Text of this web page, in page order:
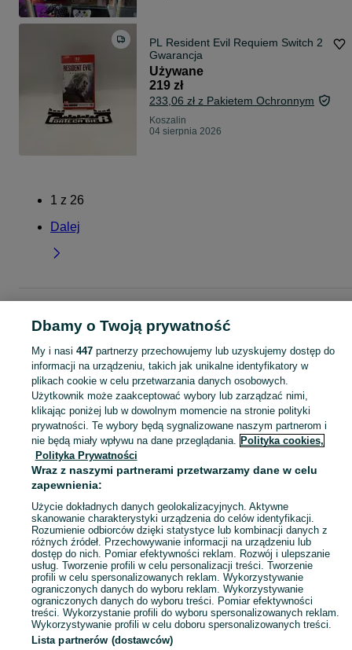
PL Resident Evil Requiem Switch 2
Gwarancja
Używane
219 zł
233,06 zł z Pakietem Ochronnym
Koszalin
04 sierpnia 2026
1 z 26
Dalej
Zachodniopomorskie
Nintendo - Koszalin
KATEGORIA
Zobacz
Mapa kategorii
Mapa miejscowości
Mapa ministron
Popularne wyszukiwania
Dbamy o Twoją prywatność
My i nasi 447partnerzy przechowujemy lub uzyskujemy dostęp do
informacji na urządzeniu, takich jak unikalne identyfikatory w
plikach cookie w celu przetwarzania danych osobowych.
Użytkownik może zaakceptować wybory lub zarządzać nimi,
klikając poniżej lub w dowolnym momencie na stronie polityki
prywatności. Te wybory będą sygnalizowane naszym partnerom i
nie będą miały wpływu na dane przeglądania. Polityka cookies,
Polityka Prywatności
Wraz z naszymi partnerami przetwarzamy dane w celu
zapewnienia:
Użycie dokładnych danych geolokalizacyjnych. Aktywne
skanowanie charakterystyki urządzenia do celów identyfikacji.
Rozumienie odbiorców dzięki statystyce lub kombinacji danych z
różnych źródeł. Przechowywanie informacji na urządzeniu lub
dostęp do nich. Pomiar efektywności reklam. Rozwój i ulepszanie
usług. Tworzenie profili w celu personalizacji treści. Tworzenie
profili w celu spersonalizowanych reklam. Wykorzystywanie
ograniczonych danych do wyboru reklam. Wykorzystywanie
ograniczonych danych do wyboru treści. Pomiar efektywności
treści. Wykorzystanie profili do wyboru spersonalizowanych reklam.
Wykorzystywanie profili w celu doboru spersonalizowanych treści.
Lista partnerów (dostawców)